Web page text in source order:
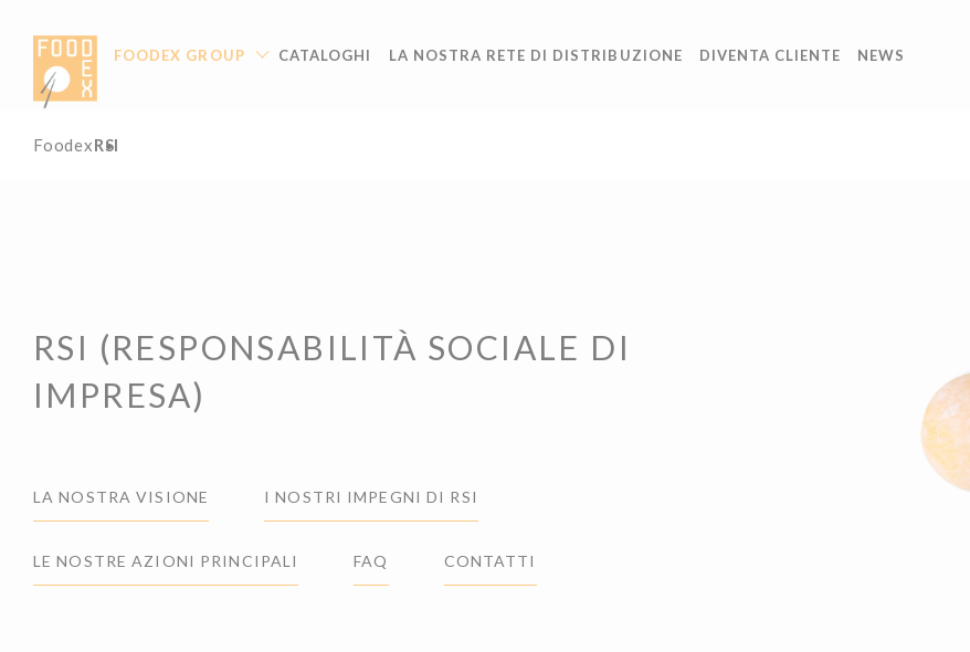
FOODEX GROUP CATALOGHI LA NOSTRA RETE DI DISTRIBUZIONE DIVENTA CLIENTE NEWS
FoodexRSI
RSI (RESPONSABILITÀ SOCIALE DI
IMPRESA)
LA NOSTRA VISIONE I NOSTRI IMPEGNI DI RSI
LE NOSTRE AZIONI PRINCIPALI FAQ CONTATTI